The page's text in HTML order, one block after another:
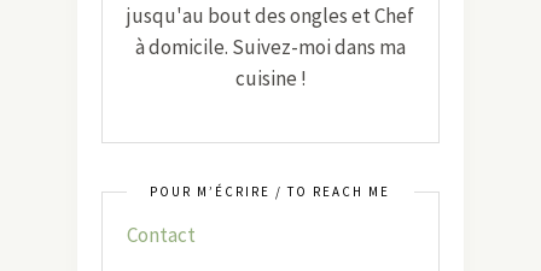
jusqu'au bout des ongles et Chef
à domicile. Suivez-moi dans ma
cuisine !
POUR M’ÉCRIRE / TO REACH ME
Contact